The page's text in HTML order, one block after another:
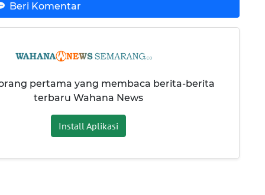
Beri Komentar
pertama yang membaca berita-berita
terbaru Wahana News
Install Aplikasi